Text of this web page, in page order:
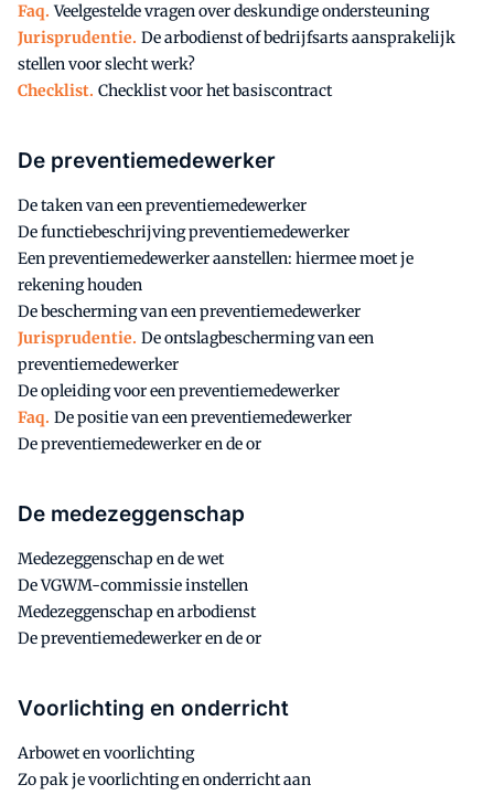
Faq. Veelgestelde vragen over deskundige ondersteuning
Jurisprudentie. De arbodienst of bedrijfsarts aansprakelijk
stellen voor slecht werk?
Checklist. Checklist voor het basiscontract
De preventiemedewerker
De taken van een preventiemedewerker
De functiebeschrijving preventiemedewerker
Een preventiemedewerker aanstellen: hiermee moet je
rekening houden
De bescherming van een preventiemedewerker
Jurisprudentie. De ontslagbescherming van een
preventiemedewerker
De opleiding voor een preventiemedewerker
Faq. De positie van een preventiemedewerker
De preventiemedewerker en de or
De medezeggenschap
Medezeggenschap en de wet
De VGWM-commissie instellen
Medezeggenschap en arbodienst
De preventiemedewerker en de or
Voorlichting en onderricht
Arbowet en voorlichting
Zo pak je voorlichting en onderricht aan